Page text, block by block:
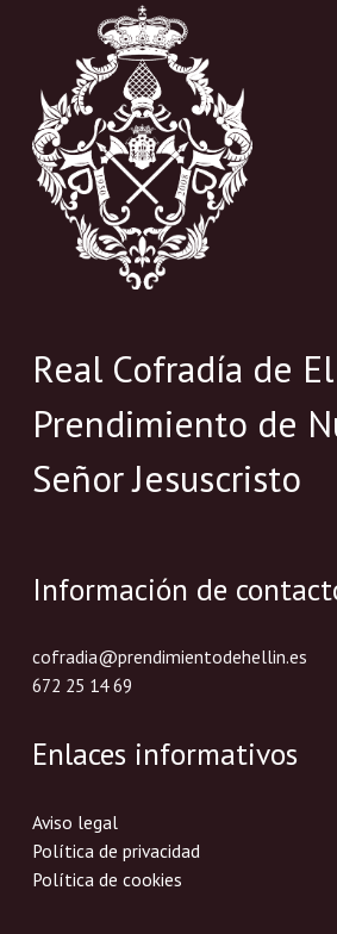
Real Cofradía de El
Prendimiento de
Señor Jesuscristo
Información de
cofradia@prendimientodehellin.es
672 25 14 69
Enlaces informativos
Aviso legal
Política de privacidad
Política de cookies